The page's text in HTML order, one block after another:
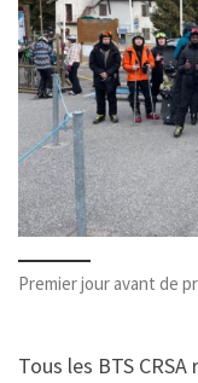
Premier jour avant de
Tous les BTS